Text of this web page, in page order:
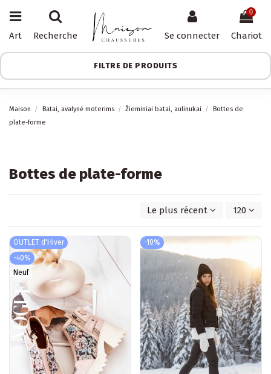
Art Recherche Se connecter
0
Chariot
FILTRE DE PRODUITS
Maison Batai, avalynė moterims Žieminiai batai, aulinukai
Bottes de
plate-forme
Bottes de plate-forme
Le plus récent d'abord
120
OUTLET d'Hiver
-40%
Neuf
-10%